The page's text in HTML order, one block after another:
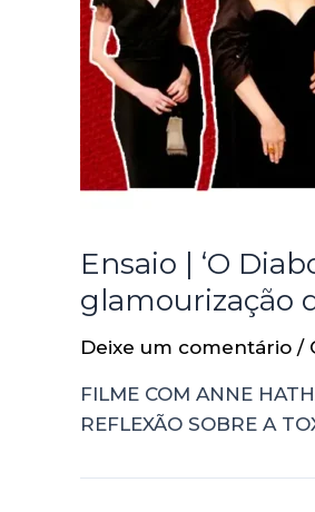
Ensaio | ‘O
glamourização
Deixe um comentário /
FILME COM ANNE
REFLEXÃO SOBRE A